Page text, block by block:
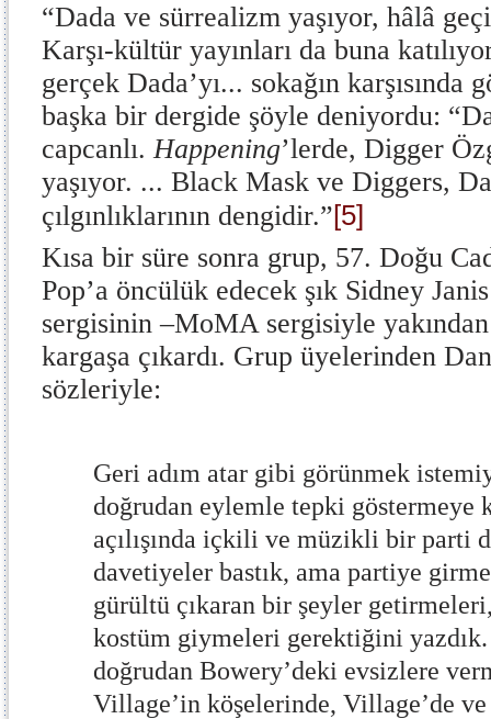
“Dada ve sürrealizm yaşıyor, hâlâ
Karşı-kültür yayınları da buna
gerçek Dada’yı... sokağın
başka bir dergide şöyle deniyordu:
capcanlı.Happening’lerde, Digger
yaşıyor. ... Black Mask ve Diggers,
çılgınlıklarının dengidir.”[5]
Kısa bir süre sonra grup, 57. Doğu
Pop’a öncülük edecek şık Sidney
sergisinin –MoMA sergisiyle yakından
kargaşa çıkardı. Grup üyelerinden
sözleriyle:
Geri adım atar gibi görünmek
doğrudan eylemle tepki göstermeye
açılışında içkili ve müzikli bir parti
davetiyeler bastık, ama partiye
gürültü çıkaran bir şeyler
kostüm giymeleri gerektiğini
doğrudan Bowery’deki evsizlere
Village’in köşelerinde, Village’de